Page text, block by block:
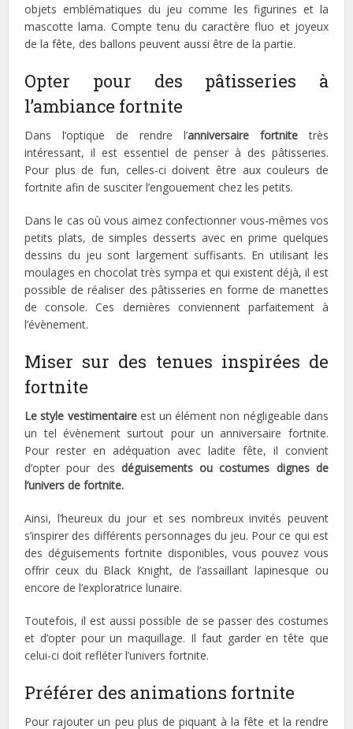
objets emblématiques du jeu comme les figurines et la
mascotte lama. Compte tenu du caractère fluo et joyeux
de la fête, des ballons peuvent aussi être de la partie.
Opter pour des pâtisseries à
l’ambiance fortnite
Dans l’optique de rendre l’anniversaire fortnitetrès
intéressant, il est essentiel de penser à des pâtisseries.
Pour plus de fun, celles-ci doivent être aux couleurs de
fortnite afin de susciter l’engouement chez les petits.
Dans le cas où vous aimez confectionner vous-mêmes vos
petits plats, de simples desserts avec en prime quelques
dessins du jeu sont largement suffisants. En utilisant les
moulages en chocolat très sympa et qui existent déjà, il est
possible de réaliser des pâtisseries en forme de manettes
de console. Ces dernières conviennent parfaitement à
l’évènement.
Miser sur des tenues inspirées de
fortnite
Le style vestimentaireest un élément non négligeable dans
un tel évènement surtout pour un anniversaire fortnite.
Pour rester en adéquation avec ladite fête, il convient
d’opter pour des déguisements ou costumes dignes de
l’univers de fortnite.
Ainsi, l’heureux du jour et ses nombreux invités peuvent
s’inspirer des différents personnages du jeu. Pour ce qui est
des déguisements fortnite disponibles, vous pouvez vous
offrir ceux du Black Knight, de l’assaillant lapinesque ou
encore de l’exploratrice lunaire.
Toutefois, il est aussi possible de se passer des costumes
et d’opter pour un maquillage. Il faut garder en tête que
celui-ci doit refléter l’univers fortnite.
Préférer des animations fortnite
Pour rajouter un peu plus de piquant à la fête et la rendre